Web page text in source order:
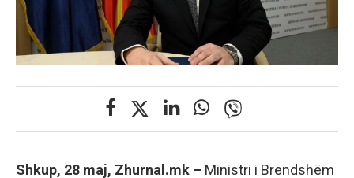
Shkup, 28 maj, Zhurnal.mk – Ministri i Brendshëm